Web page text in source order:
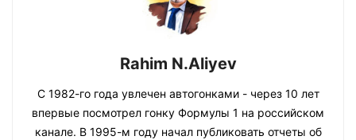
Rahim N.Aliyev
С 1982-го года увлечен автогонками - через 10 лет
впервые посмотрел гонку Формулы 1 на российском
канале. В 1995-м году начал публиковать отчеты об